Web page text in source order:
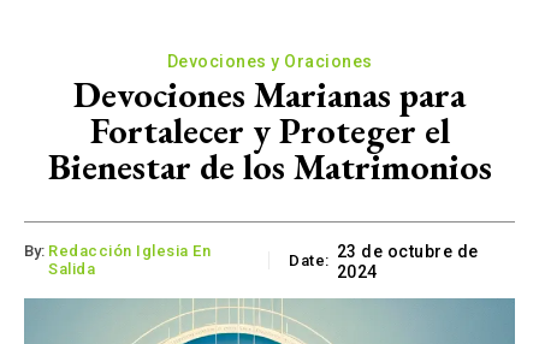
Devociones y Oraciones
Devociones Marianas para
Fortalecer y Proteger el
Bienestar de los Matrimonios
By: Redacción Iglesia En
Salida
Date: 23 de octubre de
2024